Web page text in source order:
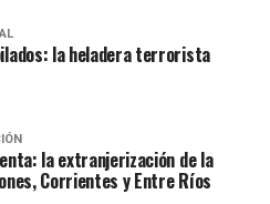
la heladera terrorista
la extranjerización de la
Corrientes y Entre Ríos